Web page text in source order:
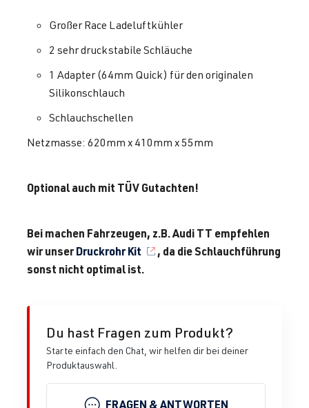
Großer Race Ladeluftkühler
2 sehr druckstabile Schläuche
1 Adapter (64mm Quick) für den originalen
Silikonschlauch
Schlauchschellen
Netzmasse: 620mm x 410mm x 55mm
Optional auch mit TÜV Gutachten!
Bei machen Fahrzeugen, z.B. Audi TT empfehlen
wir unserDruckrohr Kit
, da die Schlauchführung
sonst nicht optimal ist.
Du hast Fragen zum Produkt?
Starte einfach den Chat, wir helfen dir bei deiner
Produktauswahl.
FRAGEN & ANTWORTEN